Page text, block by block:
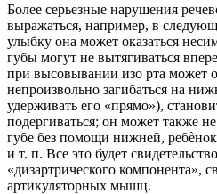
Более серьезные нарушения
выражаться, например, в
улыбку она может оказаться
губы могут не вытягиваться
при высовывании изо рта может
непроизвольно загибаться на
удерживать его «прямо»),
подергиваться; он может также
губе без помощи нижней, ребѐнок
и т. п. Все это будет
«дизартрического компонента»,
артикуляторных мышц.